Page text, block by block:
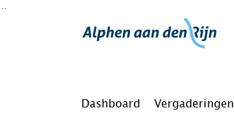
Ga naar de inhoud van deze pagina
Dashboard Vergaderingen